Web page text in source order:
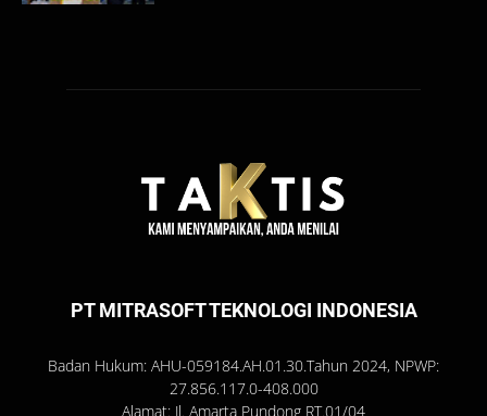
PT MITRASOFT TEKNOLOGI INDONESIA
Badan Hukum: AHU-059184.AH.01.30.Tahun 2024, NPWP:
27.856.117.0-408.000
Alamat: Jl. Amarta Pundong RT.01/04